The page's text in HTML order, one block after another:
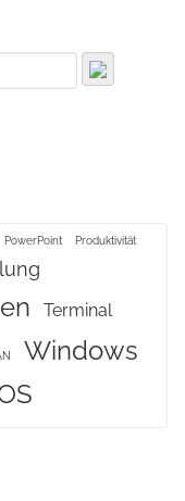
PowerPoint Produktivität
Terminal
Windows